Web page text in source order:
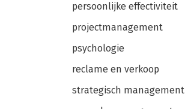
persoonlijke effectiviteit
projectmanagement
psychologie
reclame en verkoop
strategisch management